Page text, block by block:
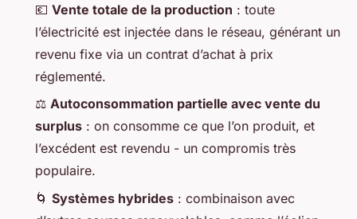
💶 Vente totale de la production : toute
l’électricité est injectée dans le réseau, générant un
revenu fixe via un contrat d’achat à prix
réglementé.
⚖️ Autoconsommation partielle avec vente du
surplus : on consomme ce que l’on produit, et
l’excédent est revendu - un compromis très
populaire.
🌀 Systèmes hybrides : combinaison avec